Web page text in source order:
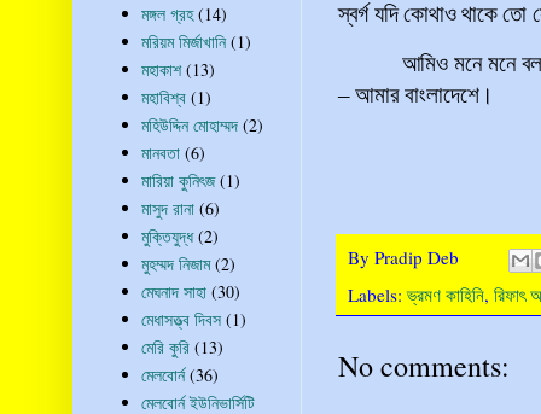
স্বর্গ যদি কোথাও থাকে তো
আমিও মনে মনে
–আমার বাংলাদেশে।
By Pradip Deb
Labels:ভ্রমণ কাহিনি, রিফাৎ
No comments:
মঙ্গল গ্রহ (14)
মরিয়ম মির্জাখানি (1)
মহাকাশ (13)
মহাবিশ্ব (1)
মহিউদ্দিন মোহাম্মদ (2)
মানবতা (6)
মারিয়া কুনিৎজ (1)
মাসুদ রানা (6)
মুক্তিযুদ্ধ (2)
মুহম্মদ নিজাম (2)
মেঘনাদ সাহা (30)
মেধাসত্ত্ব দিবস (1)
মেরি কুরি (13)
মেলবোর্ন (36)
মেলবোর্ন ইউনিভার্সিটি